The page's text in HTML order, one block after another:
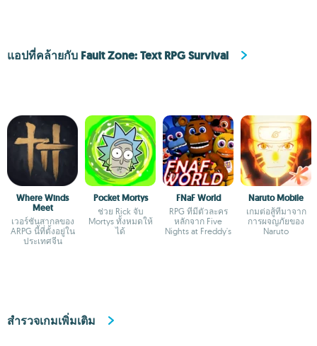
แอปที่คล้ายกับ Fault Zone: Text RPG Survival
Where Winds
Meet
เวอร์ชันสากลของ
ARPG นี้ที่ตั้งอยู่ใน
ประเทศจีน
Pocket Mortys
ช่วย Rick จับ
Mortys ทั้งหมดให้
ได้
FNaF World
RPG ที่มีตัวละคร
หลักจาก Five
Nights at Freddy's
Naruto Mobile
เกมต่อสู้ที่มาจาก
การผจญภัยของ
Naruto
สำรวจเกมเพิ่มเติม